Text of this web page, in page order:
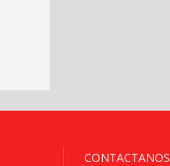
CONTACTANOS